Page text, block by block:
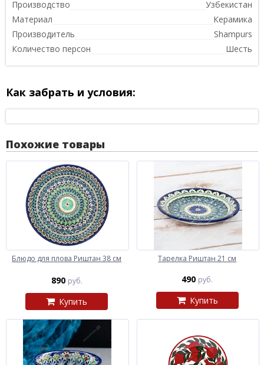
Производство
Узбекистан
Материал
Керамика
Производитель
Shampurs
Количество персон
Шесть
Как забрать и условия:
Похожие товары
Блюдо для плова Риштан 38 см
890 руб.
Купить
Тарелка Риштан 21 см
490 руб.
Купить